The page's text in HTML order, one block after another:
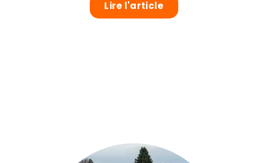
Lire l'article